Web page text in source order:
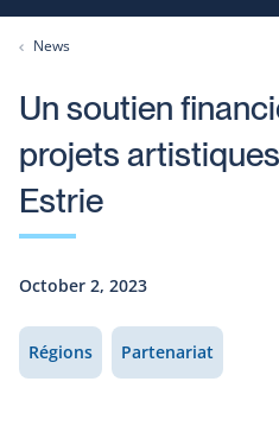
News
Un soutien
projets
Estrie
October 2, 2023
Régions Partenariat